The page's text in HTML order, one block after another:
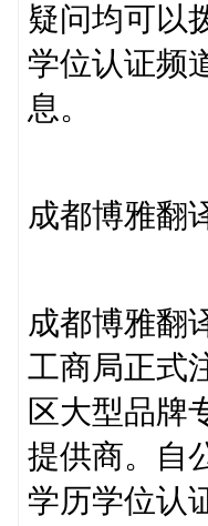
疑问均可以
学位认证频
息。
成都博雅翻
成都博雅翻
工商局正式
区大型品牌
提供商。自
学历学位认